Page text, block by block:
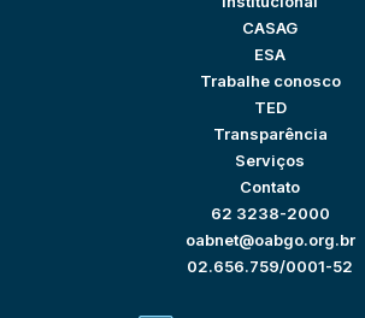
CASAG
ESA
Trabalhe conosco
TED
Transparência
Serviços
Contato
62 3238-2000
oabnet@oabgo.org.br
02.656.759/0001-52